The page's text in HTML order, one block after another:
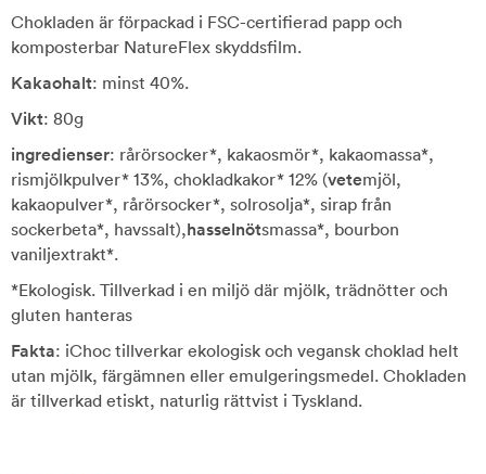
Chokladen är förpackad i FSC-certifierad papp och
komposterbar NatureFlex skyddsfilm.
Kakaohalt: minst 40%.
Vikt: 80g
ingredienser: rårörsocker*, kakaosmör*, kakaomassa*,
rismjölkpulver* 13%, chokladkakor* 12% (vetemjöl,
kakaopulver*, rårörsocker*, solrosolja*, sirap från
sockerbeta*, havssalt),hasselnötsmassa*, bourbon
vaniljextrakt*.
*Ekologisk. Tillverkad i en miljö där mjölk, trädnötter och
gluten hanteras
Fakta: iChoc tillverkar ekologisk och vegansk choklad helt
utan mjölk, färgämnen eller emulgeringsmedel. Chokladen
är tillverkad etiskt, naturlig rättvist i Tyskland.